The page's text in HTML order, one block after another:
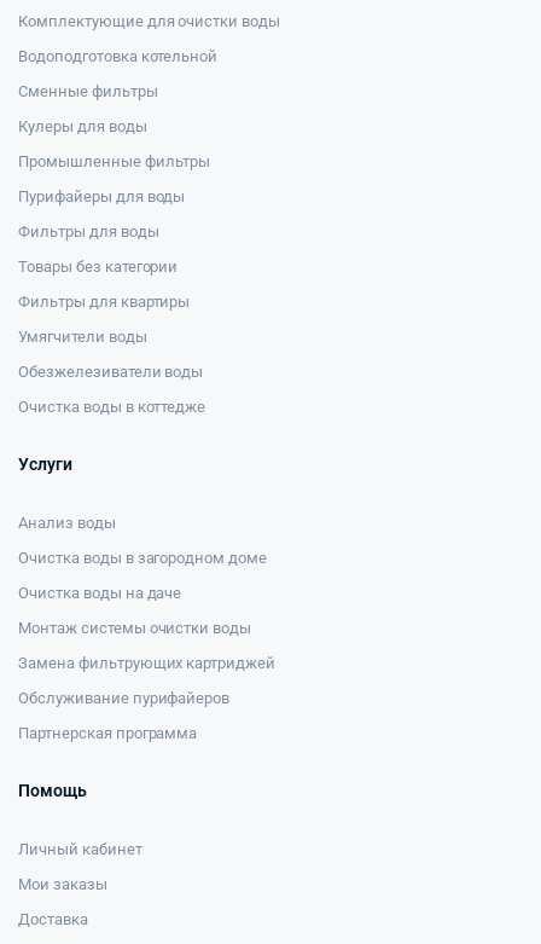
Комплектующие для очистки воды
Водоподготовка котельной
Сменные фильтры
Кулеры для воды
Промышленные фильтры
Пурифайеры для воды
Фильтры для воды
Товары без категории
Фильтры для квартиры
Умягчители воды
Обезжелезиватели воды
Очистка воды в коттедже
Услуги
Анализ воды
Очистка воды в загородном доме
Очистка воды на даче
Монтаж системы очистки воды
Замена фильтрующих картриджей
Обслуживание пурифайеров
Партнерская программа
Помощь
Личный кабинет
Мои заказы
Доставка